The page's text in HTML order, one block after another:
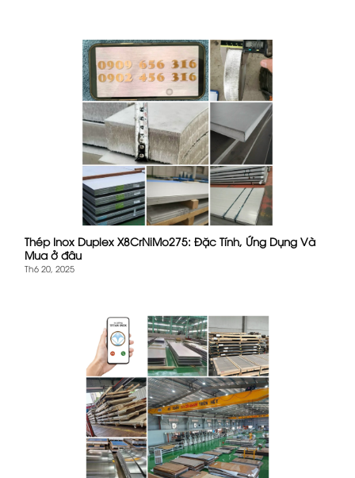
Thép Inox Duplex X8CrNiMo275: Đặc Tính, Ứng Dụng Và
Mua ở đâu
Th6 20, 2025